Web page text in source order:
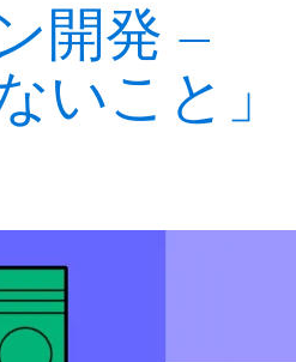
開発 –
いこと」